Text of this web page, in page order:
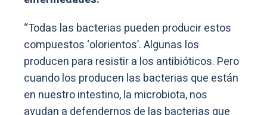
“Todas las bacterias pueden producir estos
compuestos ‘olorientos’. Algunas los
producen para resistir a los antibióticos. Pero
cuando los producen las bacterias que están
en nuestro intestino, la microbiota, nos
ayudan a defendernos de las bacterias que